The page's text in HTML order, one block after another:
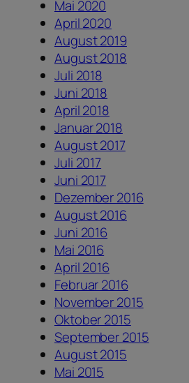
Mai 2020
April 2020
August 2019
August 2018
Juli 2018
Juni 2018
April 2018
Januar 2018
August 2017
Juli 2017
Juni 2017
Dezember 2016
August 2016
Juni 2016
Mai 2016
April 2016
Februar 2016
November 2015
Oktober 2015
September 2015
August 2015
Mai 2015